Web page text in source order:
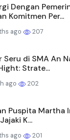
Dengan
Komitmen Per...
ago 207
Seru di SMA An
Strate...
ago 202
Puspita
K...
ago 201